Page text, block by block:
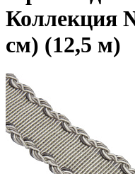
Коллекция
см) (12,5 м)